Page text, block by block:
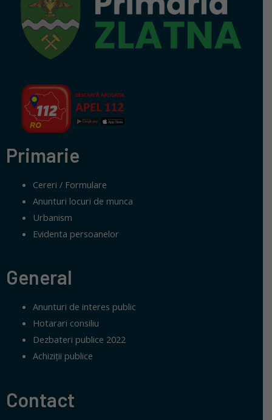
Primarie
Cereri / Formulare
Anunturi locuri de munca
Urbanism
Evidenta persoanelor
General
Anunturi de interes public
Hotarari consiliu
Dezbateri publice 2022
Achiziții publice
Contact